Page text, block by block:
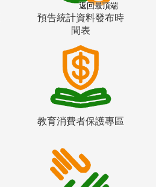
預告統計資料發布時
間表
教育消費者保護專區
返回最頂端